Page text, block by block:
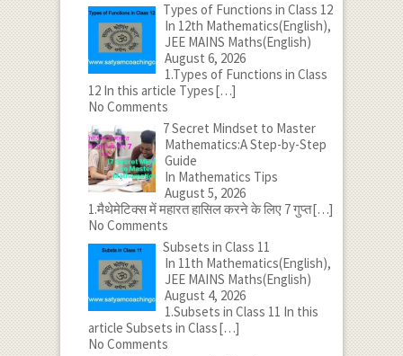
Types of Functions in Class 12
In 12th Mathematics(English),
JEE MAINS Maths(English)
August 6, 2026
1.Types of Functions in Class
12 In this article Types[…]
No Comments
7 Secret Mindset to Master
Mathematics:A Step-by-Step
Guide
In Mathematics Tips
August 5, 2026
1.मैथेमेटिक्स में महारत हासिल करने के लिए 7 गुप्त[…]
No Comments
Subsets in Class 11
In 11th Mathematics(English),
JEE MAINS Maths(English)
August 4, 2026
1.Subsets in Class 11 In this
article Subsets in Class[…]
No Comments